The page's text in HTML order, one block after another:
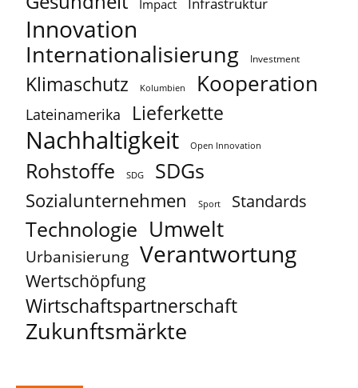
Impact
Innovation
Internationalisierung Investment
Klimaschutz Kolumbien Kooperation
Lateinamerika Lieferkette
Nachhaltigkeit Open Innovation
Rohstoffe SDG SDGs
Sozialunternehmen Sport Standards
Technologie Umwelt
Urbanisierung Verantwortung
Wertschöpfung
Wirtschaftspartnerschaft
Zukunftsmärkte